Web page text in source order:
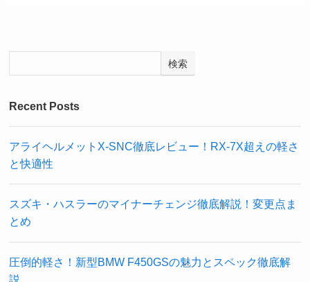
検索
Recent Posts
アライヘルメットX-SNC徹底レビュー！RX-7X超えの軽さ
と快適性
スズキ・ハスラーのマイナーチェンジ徹底解説！変更点ま
とめ
圧倒的軽さ！新型BMW F450GSの魅力とスペック徹底解
説